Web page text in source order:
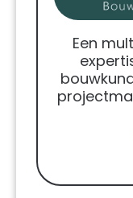
Een